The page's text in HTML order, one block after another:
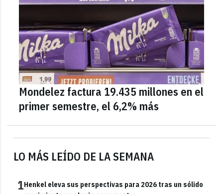
LO MÁS LEÍDO DE LA SEMANA
1Henkel eleva sus perspectivas para 2026 tras un sólido
Mondelez factura 19.435 millones en el
primer semestre, el 6,2% más